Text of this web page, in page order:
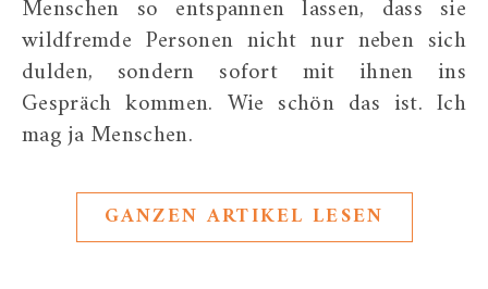
Menschen so entspannen lassen, dass sie
wildfremde Personen nicht nur neben sich
dulden, sondern sofort mit ihnen ins
Gespräch kommen. Wie schön das ist. Ich
mag ja Menschen.
GANZEN ARTIKEL LESEN